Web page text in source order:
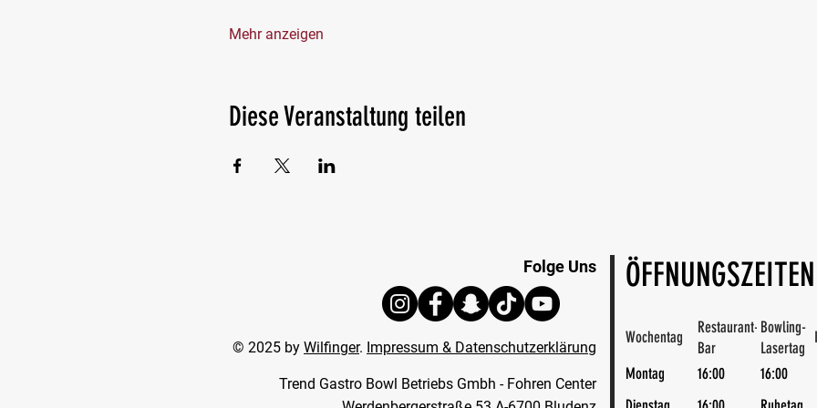
Mehr anzeigen
Diese Veranstaltung teilen
Folge Uns
© 2025 by Wilfinger. Impressum & Datenschutzerklärung
Trend Gastro Bowl Betriebs Gmbh - Fohren Center
ÖFFNUNGSZEITEN
Wochentag
Restaurant-
Bar
Bowling-
Lasertag
Montag
16:00
16:00